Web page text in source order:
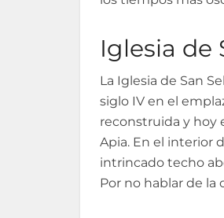
Iglesia de
La Iglesia de San
siglo IV en el
reconstruida y hoy
Apia. En el interior
intrincado techo
Por no hablar de la